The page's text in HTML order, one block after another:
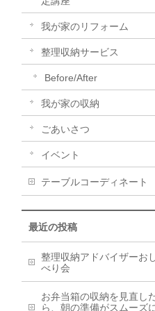
我が家のリフォーム
整理収納サービス
Before/After
我が家の収納
ごあいさつ
イベント
テーブルコーディネート
最近の投稿
整理収納アドバイザーお
べり会
お弁当箱の収納を見直し
ら、朝の準備がスムーズ